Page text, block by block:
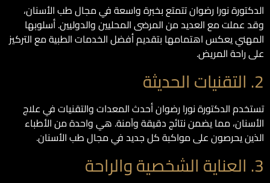
الدكتورة نورا رضوان تتمتع بخبرة واسعة في مجال طب الأسنان،
وقد عملت مع العديد من المرضى المحليين والدوليين. أسلوبها
المهني يعكس اهتمامها بتقديم أفضل الخدمات الطبية مع التركيز
على راحة المريض.
2. التقنيات الحديثة
تستخدم الدكتورة نورا رضوان أحدث المعدات والتقنيات في علاج
الأسنان، مما يضمن نتائج دقيقة وآمنة. هي واحدة من الأطباء
الذين يحرصون على مواكبة كل جديد في مجال طب الأسنان.
3. العناية الشخصية والراحة